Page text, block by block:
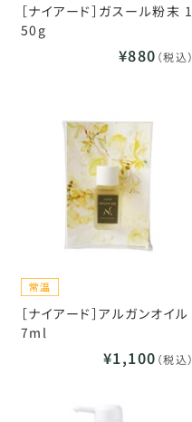
［ナイアード］ガスール粉末 1
50g
¥880 （税込）
［ナイアード］アルガンオイル
7ml
¥1,100 （税込）